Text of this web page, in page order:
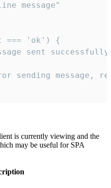
message"
=== 'ok') {
sent
sending message,
is currently viewing and the
may be useful for SPA